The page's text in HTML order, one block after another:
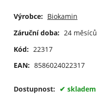
Výrobce: Biokamin
Záruční doba: 24 měsíců
Kód: 22317
EAN: 8586024022317
Dostupnost: skladem